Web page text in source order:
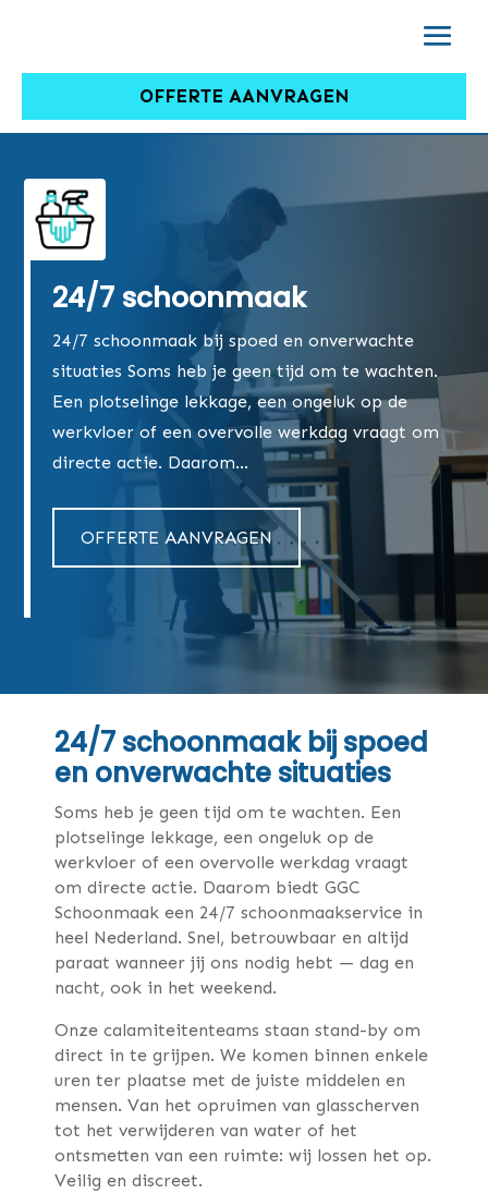
OFFERTE AANVRAGEN
24/7 schoonmaak
24/7 schoonmaak bij spoed en onverwachte
situaties Soms heb je geen tijd om te wachten.
Een plotselinge lekkage, een ongeluk op de
werkvloer of een overvolle werkdag vraagt om
directe actie. Daarom…
OFFERTE AANVRAGEN
24/7 schoonmaak bij spoed
en onverwachte situaties
Soms heb je geen tijd om te wachten. Een
plotselinge lekkage, een ongeluk op de
werkvloer of een overvolle werkdag vraagt
om directe actie. Daarom biedt GGC
Schoonmaak een 24/7 schoonmaakservice in
heel Nederland. Snel, betrouwbaar en altijd
paraat wanneer jij ons nodig hebt — dag en
nacht, ook in het weekend.
Onze calamiteitenteams staan stand-by om
direct in te grijpen. We komen binnen enkele
uren ter plaatse met de juiste middelen en
mensen. Van het opruimen van glasscherven
tot het verwijderen van water of het
ontsmetten van een ruimte: wij lossen het op.
Veilig en discreet.